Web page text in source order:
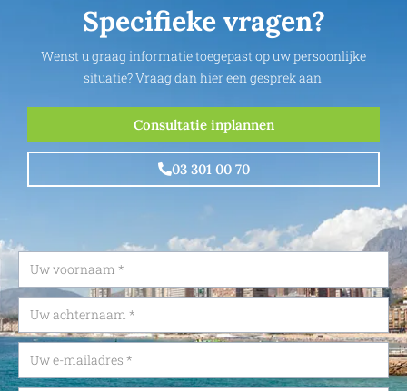
Specifieke vragen?
Wenst u graag informatie toegepast op uw persoonlijke
situatie? Vraag dan hier een gesprek aan.
Consultatie inplannen
03 301 00 70